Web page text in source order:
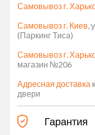
Самовывоз г.
Самовывоз г. Киев,
(Паркинг Тиса)
Самовывоз г.
магазин №206
Адресная доставка
двери
Гарантия